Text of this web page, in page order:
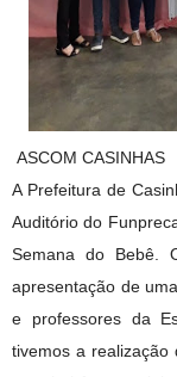
ASCOM CASINHAS
A Prefeitura de
Auditório do
Semana do Bebê.
apresentação de
e professores da
tivemos a realização